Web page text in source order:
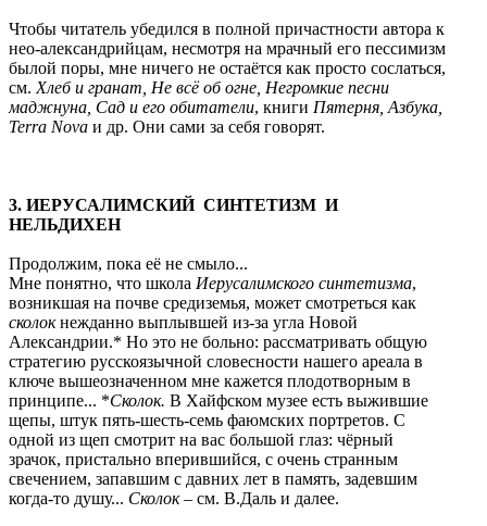
Чтобы читатель убедился в полной причастности автора к
нео-александрийцам, несмотря на мрачный его пессимизм
былой поры, мне ничего не остаётся как просто сослаться,
см. Хлеб и гранат, Не всё об огне, Негромкие песни
маджнуна, Сад и его обитатели, книги Пятерня, Азбука,
Terra Nova и др. Они сами за себя говорят.
3. ИЕРУСАЛИМСКИЙ СИНТЕТИЗМ И
НЕЛЬДИХЕН
Продолжим, пока её не смыло...
Мне понятно, что школа Иерусалимского синтетизма,
возникшая на почве средиземья, может смотреться как
сколокнежданно выплывшей из-за угла Новой
Александрии.* Но это не больно: рассматривать общую
стратегию русскоязычной словесности нашего ареала в
ключе вышеозначенном мне кажется плодотворным в
принципе... *Сколок. В Хайфском музее есть выжившие
щепы, штук пять-шесть-семь фаюмских портретов. С
одной из щеп смотрит на вас большой глаз: чёрный
зрачок, пристально вперившийся, с очень странным
свечением, запавшим с давних лет в память, задевшим
когда-то душу... Сколок– см. В.Даль и далее.